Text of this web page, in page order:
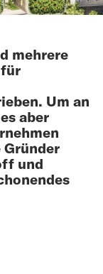
mehrere
Um an
aber
Gründer
und